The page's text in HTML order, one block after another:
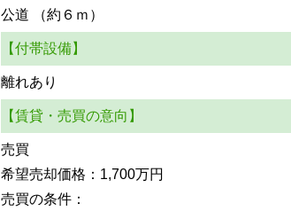
公道 （約６ｍ）
【付帯設備】
離れあり
【賃貸・売買の意向】
売買
希望売却価格：1,700万円
売買の条件：